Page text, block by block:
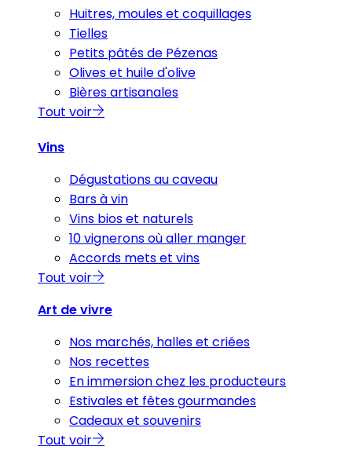
Huitres, moules et coquillages
Tielles
Petits pâtés de Pézenas
Olives et huile d'olive
Bières artisanales
Tout voir
Vins
Dégustations au caveau
Bars à vin
Vins bios et naturels
10 vignerons où aller manger
Accords mets et vins
Tout voir
Art de vivre
Nos marchés, halles et criées
Nos recettes
En immersion chez les producteurs
Estivales et fêtes gourmandes
Cadeaux et souvenirs
Tout voir